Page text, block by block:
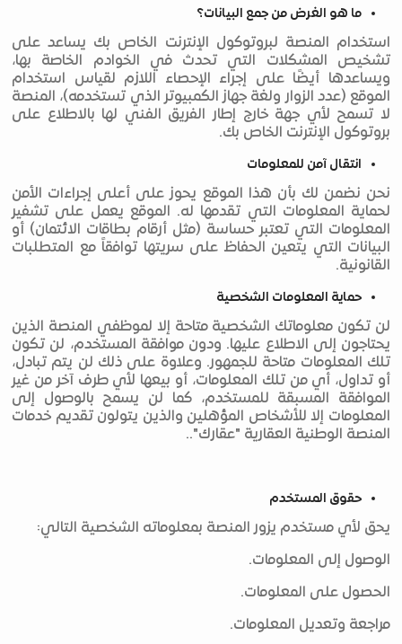
ما هو الغرض من جمع البيانات؟
استخدام المنصة لبروتوكول الإنترنت الخاص بك يساعد على
تشخيص المشكلات التي تحدث في الخوادم الخاصة بها،
ويساعدها أيضًا على إجراء الإحصاء اللازم لقياس استخدام
الموقع (عدد الزوار ولغة جهاز الكمبيوتر الذي تستخدمه)، المنصة
لا تسمح لأي جهة خارج إطار الفريق الفني لها بالاطلاع على
بروتوكول الإنترنت الخاص بك.
انتقال آمن للمعلومات
نحن نضمن لك بأن هذا الموقع يحوز على أعلى إجراءات الأمن
لحماية المعلومات التي تقدمها له. الموقع يعمل على تشفير
المعلومات التي تعتبر حساسة (مثل أرقام بطاقات الائتمان) أو
البيانات التي يتعين الحفاظ على سريتها توافقاً مع المتطلبات
القانونية.
حماية المعلومات الشخصية
لن تكون معلوماتك الشخصية متاحة إلا لموظفي المنصة الذين
يحتاجون إلى الاطلاع عليها. ودون موافقة المستخدم، لن تكون
تلك المعلومات متاحة للجمهور. وعلاوة على ذلك لن يتم تبادل،
أو تداول، أي من تلك المعلومات، أو بيعها لأي طرف آخر من غير
الموافقة المسبقة للمستخدم، كما لن يسمح بالوصول إلى
المعلومات إلا للأشخاص المؤهلين والذين يتولون تقديم خدمات
المنصة الوطنية العقارية "عقارك"..
حقوق المستخدم
يحق لأي مستخدم يزور المنصة بمعلوماته الشخصية التالي:
الوصول إلى المعلومات.
الحصول على المعلومات.
مراجعة وتعديل المعلومات.